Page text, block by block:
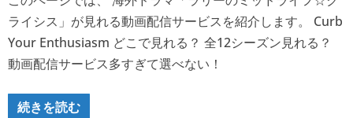
ライシス」が見れる動画配信サービスを紹介します。 Curb
Your Enthusiasm どこで見れる？ 全12シーズン見れる？
動画配信サービス多すぎて選べない！
続きを読む